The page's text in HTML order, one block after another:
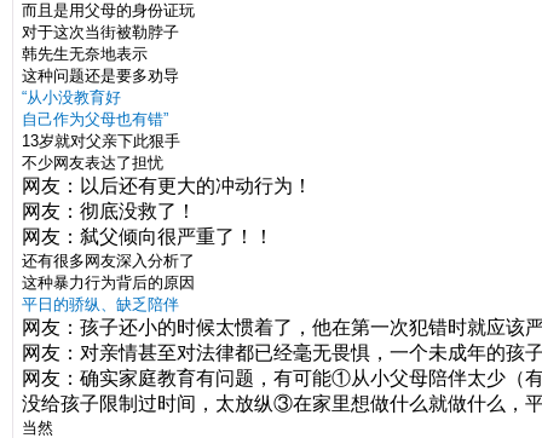
而且是用父母的身份证玩
对于这次当街被勒脖子
韩先生无奈地表示
这种问题还是要多劝导
“从小没教育好
自己作为父母也有错”
13岁就对父亲下此狠手
不少网友表达了担忧
网友：以后还有更大的冲动行为！
网友：彻底没救了！
网友：弑父倾向很严重了！！
还有很多网友深入分析了
这种暴力行为背后的原因
平日的骄纵、缺乏陪伴
网友：孩子还小的时候太惯着了，他在第一次犯错时就应该
网友：对亲情甚至对法律都已经毫无畏惧，一个未成年的孩
网友：确实家庭教育有问题，有可能①从小父母陪伴太少（
没给孩子限制过时间，太放纵③在家里想做什么就做什么，
当然